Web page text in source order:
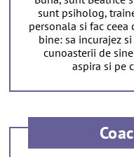
sunt psiholog,
personala si fac
bine: sa incurajez
cunoasterii de
aspira si pe